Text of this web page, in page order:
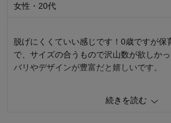
女性・20代
脱げにくくていい感じです！0歳ですが保
で、サイズの合うもので沢山数が欲しか
バリやデザインが豊富だと嬉しいです。
続きを読む